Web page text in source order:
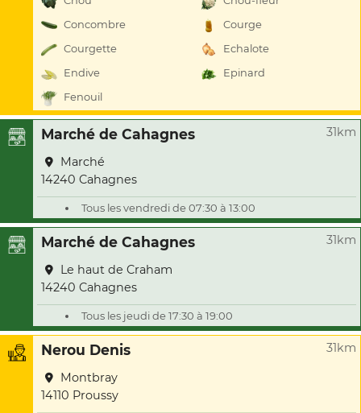
Concombre
Courge
Courgette
Echalote
Endive
Epinard
Fenouil
Marché de Cahagnes 31km
Marché
14240 Cahagnes
Tous les vendredi de 07:30 à 13:00
Marché de Cahagnes 31km
Le haut de Craham
14240 Cahagnes
Tous les jeudi de 17:30 à 19:00
Nerou Denis 31km
Montbray
14110 Proussy